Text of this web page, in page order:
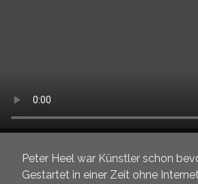
Peter Heel war Künstler schon
Gestartet in einer Zeit ohne